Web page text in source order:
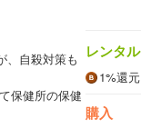
、自殺対策も
保健所の保健
レンタル
1%還元
購入